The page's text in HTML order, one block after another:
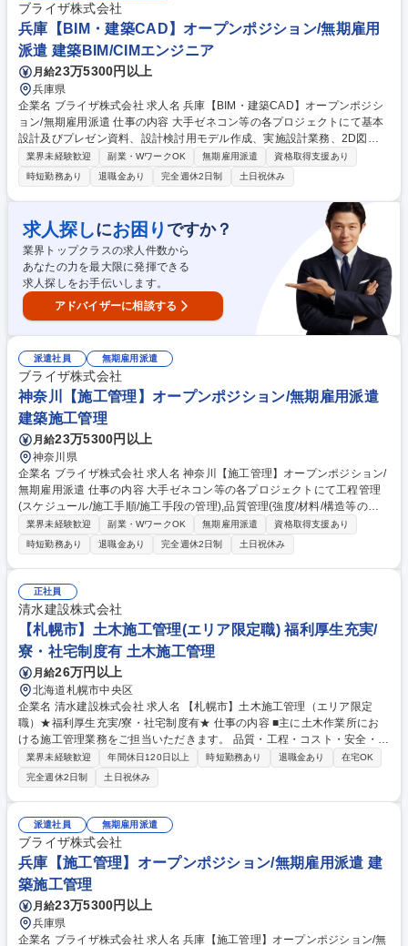
受注できるため、非常に経営は安定しています。【資格手当充実】資格取
得の際には奨励金と月額手当が出ます。資格取得をサポートする教育制度
も充実しており、会社をあげてあなたのスキルアップを応援いたします！
募集職種 【東京/建築施工管理職】主任職/年間休日122日/UIターン歓迎◎
ブライザ株式会社
兵庫【BIM・建築CAD】オープンポジション/無期雇用
派遣 建築BIM/CIMエンジニア
月給23万5300円以上
兵庫県
企業名 ブライザ株式会社 求人名 兵庫【BIM・建築CAD】オープンポジシ
ョン/無期雇用派遣 仕事の内容 大手ゼネコン等の各プロジェクトにて基本
設計及びプレゼン資料、設計検討用モデル作成、実施設計業務、2D図面
を3Dモデルに作成する業務を担当。使用ツール：AUTOCAD/Revit/Vector
works/photoshop/Illustrator [案件例]○建築物:オフィスビル,商業施設,病院,
マンション,教育施設(学校/図書館),公共施設(駅舎/官公庁施設/地方自治体),
娯楽施設(ホテル/式場),空港,工場 ○構造物:道路,橋梁,トンネル,河川,鉄道,上
下水道,ダム ○工程:基本設計(デザイン/間取り),設計検討用モデルの作成,実
施設計,意匠,造設計(基礎/骨組み/柱/梁の設計),設備設計,生産設計,工程管理,
安全管理,建築費用算出/見積,調査業務,概略設計,予備設計,施工計画書作成
募集職種 兵庫【BIM・建築CAD】オープンポジション/無期雇用派遣
業界未経験歓迎 副業・WワークOK 無期雇用派遣
資格取得支援あり
時短勤務あり
退職金あり 完全週休2日制 土日祝休み
求人探しにお困り ですか？
業界トップクラスの求人件数から
あなたの力を最大限に発揮できる
求人探しをお手伝いします。
アドバイザーに相談する
派遣社員 無期雇用派遣
ブライザ株式会社
神奈川【施工管理】オープンポジション/無期雇用派遣
建築施工管理
月給23万5300円以上
神奈川県
企業名 ブライザ株式会社 求人名 神奈川【施工管理】オープンポジション/
無期雇用派遣 仕事の内容 大手ゼネコン等の各プロジェクトにて工程管理
(スケジュール/施工手順/施工手段の管理),品質管理(強度/材料/構造等の管
理),安全管理(災害防止,公害防止等の管理),各種検査対応,検査立会,竣工書
類作成等を担当。 [案件例]○建築物:オフィスビル,商業施設,病院,マンショ
ン,教育施設(学校/図書館),公共施設(駅舎/官公庁施設/地方自治体),娯楽施設
(ホテル/式場),空港,工場 ○構造物:道路,橋梁,トンネル,河川,鉄道,上下水道,ダ
ム ○工程:工程管理,安全管理,建築費用算出/見積,調査業務,概略設計,予備設
計,施工計画書作成 [取引先例]竹中工務店社/鹿島建設社/大林組社/大成建設
社/清水建設社等 募集職種 神奈川【施工管理】オープンポジション/無期雇
用派遣
業界未経験歓迎 副業・WワークOK 無期雇用派遣
資格取得支援あり
時短勤務あり
退職金あり 完全週休2日制 土日祝休み
正社員
清水建設株式会社
【札幌市】土木施工管理(エリア限定職) 福利厚生充実/
寮・社宅制度有 土木施工管理
月給26万円以上
北海道札幌市中央区
企業名 清水建設株式会社 求人名 【札幌市】土木施工管理（エリア限定
職）★福利厚生充実/寮・社宅制度有★ 仕事の内容 ■主に土木作業所にお
ける施工管理業務をご担当いただきます。 品質・工程・コスト・安全・環
境の管理等、施工計画書の作成から、竣工まで、一連の業務をお任せいた
します。 【案件】 道路・橋梁・トンネル・空港・鉄道等スケールの大き
なインフラ設備が中心となります。 ※取扱禁止求人（建設業務）には該当
しません。 ※変更の範囲：会社の指示する業務 募集職種 【札幌市】土木
施工管理（エリア限定職）★福利厚生充実/寮・社宅制度有★
業界未経験歓迎 年間休日120日以上 時短勤務あり 退職金あり
在宅OK
完全週休2日制
土日祝休み
派遣社員 無期雇用派遣
ブライザ株式会社
兵庫【施工管理】オープンポジション/無期雇用派遣 建
築施工管理
月給23万5300円以上
兵庫県
企業名 ブライザ株式会社 求人名 兵庫【施工管理】オープンポジション/無